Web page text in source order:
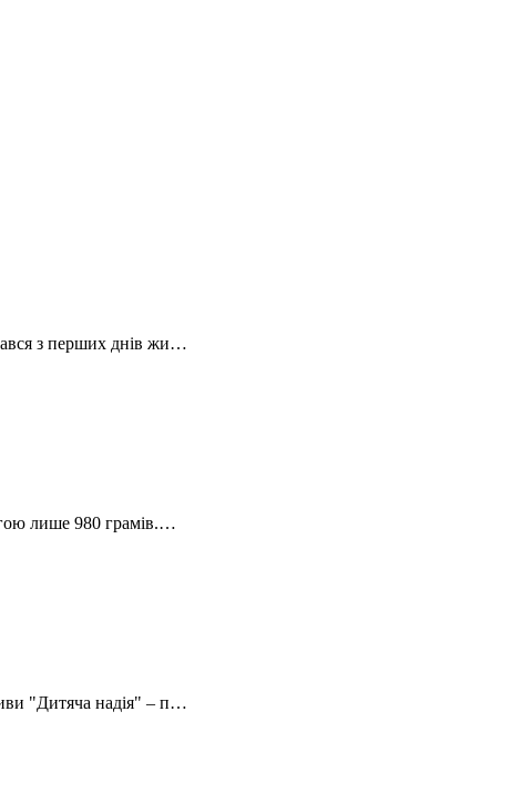
з перших днів жи…
лише 980 грамів.…
"Дитяча надія" – п…